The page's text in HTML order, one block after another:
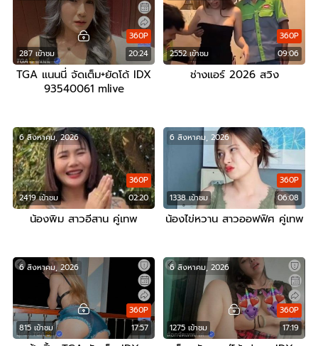
287 เข้าชม 20:24
360P
TGA แนนนี่ จัดเต็ม+ยัดโด้ IDX
93540061 mlive
2552 เข้าชม 09:06
360P
ช่างแอร์ 2026 สวิง
2419 เข้าชม 02:20
360P
6 สิงหาคม, 2026
น้องพิม สาวอีสาน คู่เทพ
1338 เข้าชม 06:08
360P
6 สิงหาคม, 2026
น้องไข่หวาน สาวออฟฟิศ คู่เทพ
815 เข้าชม 17:57
360P
6 สิงหาคม, 2026
1275 เข้าชม 17:19
360P
6 สิงหาคม, 2026